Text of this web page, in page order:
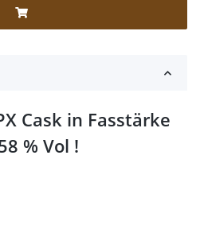
Cask in Fasstärke
% Vol !